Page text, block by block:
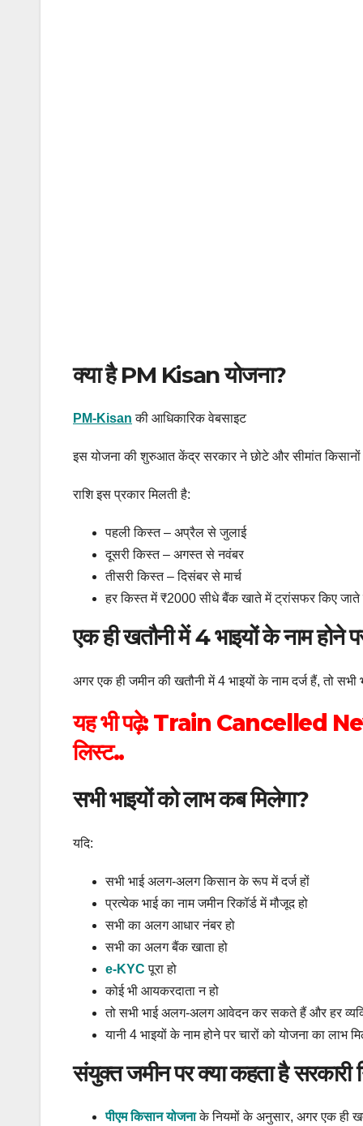
क्या है PM Kisan योजना?
PM-Kisan की आधिकारिक वेबसाइट
इस योजना की शुरुआत केंद्र सरकार ने छोटे और सीमांत किसानों
राशि इस प्रकार मिलती है:
पहली किस्त – अप्रैल से जुलाई
दूसरी किस्त – अगस्त से नवंबर
तीसरी किस्त – दिसंबर से मार्च
हर किस्त में ₹2000 सीधे बैंक खाते में ट्रांसफर किए जाते
एक ही खतौनी में 4 भाइयों के नाम होने
अगर एक ही जमीन की खतौनी में 4 भाइयों के नाम दर्ज हैं, तो
यह भी पढ़े: Train Cancelled
लिस्ट..
सभी भाइयों को लाभ कब मिलेगा?
यदि:
सभी भाई अलग-अलग किसान के रूप में दर्ज हों
प्रत्येक भाई का नाम जमीन रिकॉर्ड में मौजूद हो
सभी का अलग आधार नंबर हो
सभी का अलग बैंक खाता हो
e-KYC पूरा हो
कोई भी आयकरदाता न हो
तो सभी भाई अलग-अलग आवेदन कर सकते हैं और हर
यानी 4 भाइयों के नाम होने पर चारों को योजना का लाभ
संयुक्त जमीन पर क्या कहता है सरकारी
पीएम किसान योजनाके नियमों के अनुसार, अगर एक ही